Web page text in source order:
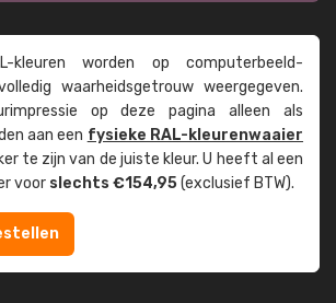
kleuren worden op computer­beeld­
waarheids­­getrouw weer­gegeven.
op deze pagina alleen als
aan een fysieke RAL-kleuren­waaier
te zijn van de juiste kleur. U heeft al een
voor slechts €154,95(exclusief BTW).